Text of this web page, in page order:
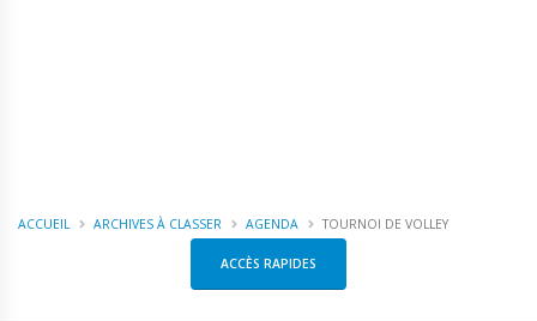
ACCUEIL ARCHIVES À CLASSER AGENDA TOURNOI DE VOLLEY
ACCÈS RAPIDES